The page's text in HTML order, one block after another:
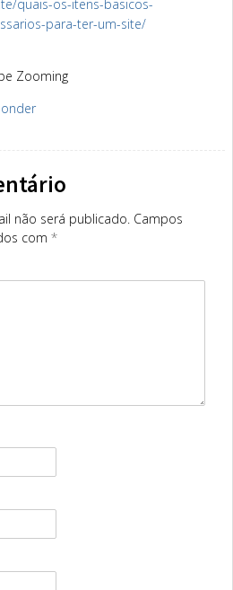
quais-os-itens-basicos-
para-ter-um-site/
Zooming
não será publicado. Campos
com *